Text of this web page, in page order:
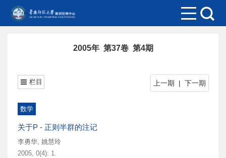
2005年 第37卷 第4期
上一期 | 下一期
栏目
数学
关于P - 正则半群的注记
李勇华, 姚慧玲
2005, 0(4): 1.